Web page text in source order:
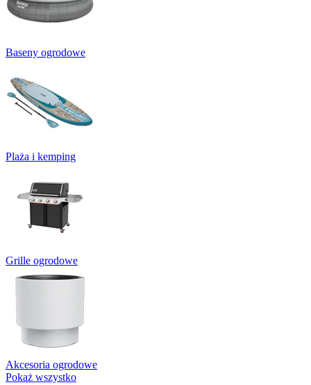
Baseny ogrodowe
Plaża i kemping
Grille ogrodowe
Akcesoria ogrodowe
Pokaż wszystko